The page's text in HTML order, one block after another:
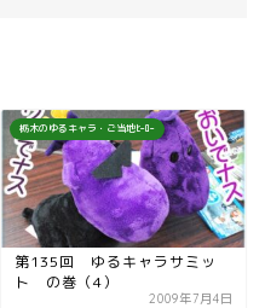
栃木のゆるキャラ・ご当地ﾋｰﾛｰ
第135回 ゆるキャラサミッ
ト の巻（4）
2009年7月4日